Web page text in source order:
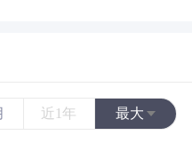
近1年 最大